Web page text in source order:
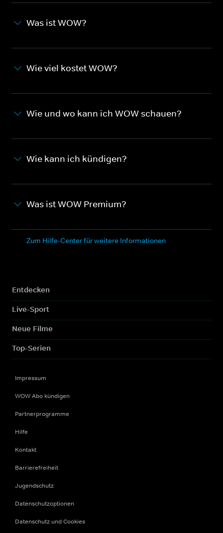
Was ist WOW?
Wie viel kostet WOW?
Wie und wo kann ich WOW schauen?
Wie kann ich kündigen?
Was ist WOW Premium?
Zum Hilfe-Center für weitere Informationen
Entdecken
Live-Sport
Neue Filme
Top-Serien
Impressum
WOW Abo kündigen
Partnerprogramme
Hilfe
Kontakt
Barrierefreiheit
Jugendschutz
Datenschutzoptionen
Datenschutz und Cookies